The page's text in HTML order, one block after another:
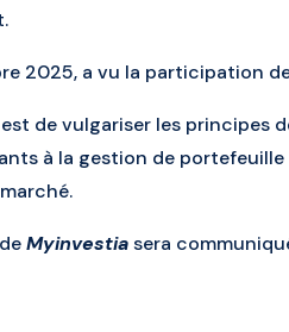
2025, a vu la participation
est de vulgariser les principes
à la gestion de portefeuille
Myinvestiasera